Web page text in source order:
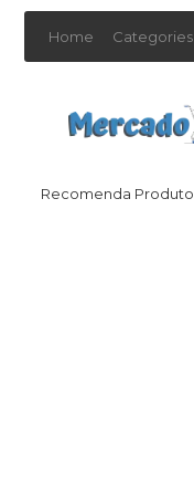
Home Categories
Recomenda Produto